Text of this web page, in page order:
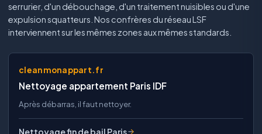
serrurier, d'un débouchage, d'un traitement nuisibles ou d'une
expulsion squatteurs. Nos confrères du réseau LSF
interviennent sur les mêmes zones aux mêmes standards.
cleanmonappart.fr
Nettoyage appartement Paris IDF
Après débarras, il faut nettoyer.
Nettoyage fin de bail Paris